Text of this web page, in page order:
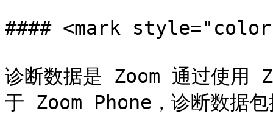
#### <mark style="color:
诊断数据是 Zoom 通过使用
于 Zoom Phone，诊断数据包